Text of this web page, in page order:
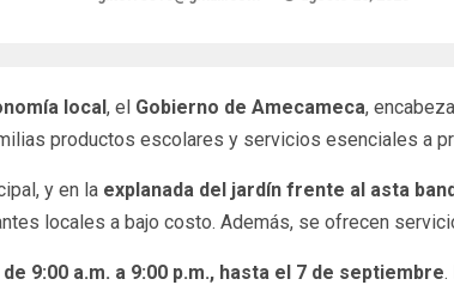
local, el Gobierno de Amecameca,
productos escolares y servicios esenciales a
y en la explanada del jardín frente al asta
locales a bajo costo. Además, se ofrecen
de 9:00 a.m. a 9:00 p.m., hasta el 7 de septiembre.